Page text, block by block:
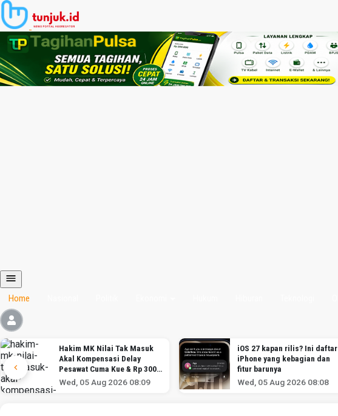
Home
Hakim MK Nilai Tak Masuk
Akal Kompensasi Delay
Pesawat Cuma Kue & Rp 300
Ribu
Wed, 05 Aug 2026 08:09
iOS 27 kapan rilis? Ini daftar
iPhone yang kebagian dan
fitur barunya
Wed, 05 Aug 2026 08:08